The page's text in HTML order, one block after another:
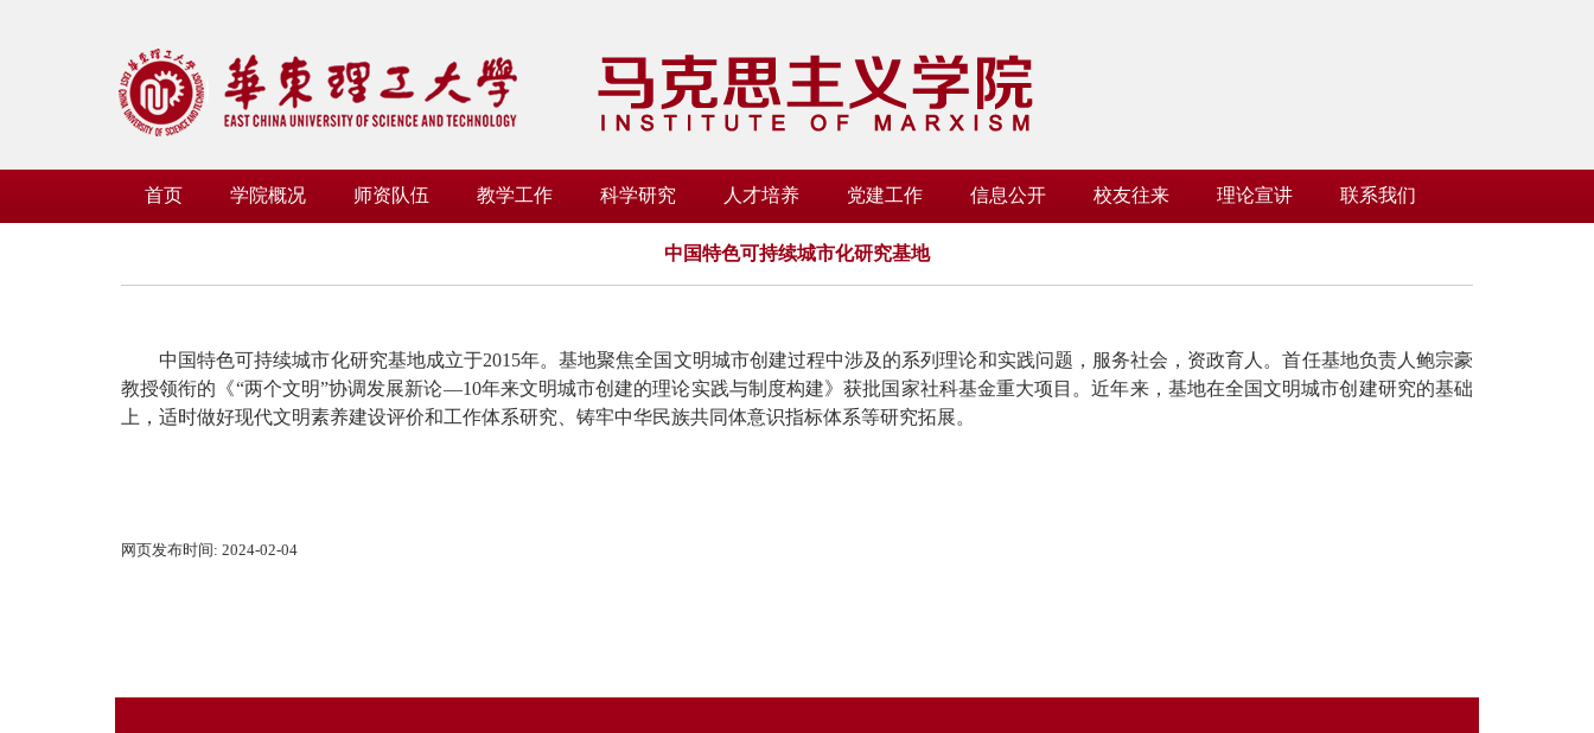
首页 学院概况 师资队伍 教学工作 科学研究 人才培养 党建工作 信息公开 校友往来 理论宣讲 联系我们
中国特色可持续城市化研究基地
中国特色可持续城市化研究基地成立于2015年。基地聚焦全国文明城市创建过程中涉及的系列理论和实践问题，服务社会，资政育人。首任基地负责人鲍宗豪
教授领衔的《“两个文明”协调发展新论—10年来文明城市创建的理论实践与制度构建》获批国家社科基金重大项目。近年来，基地在全国文明城市创建研究的基础
上，适时做好现代文明素养建设评价和工作体系研究、铸牢中华民族共同体意识指标体系等研究拓展。
网页发布时间: 2024-02-04